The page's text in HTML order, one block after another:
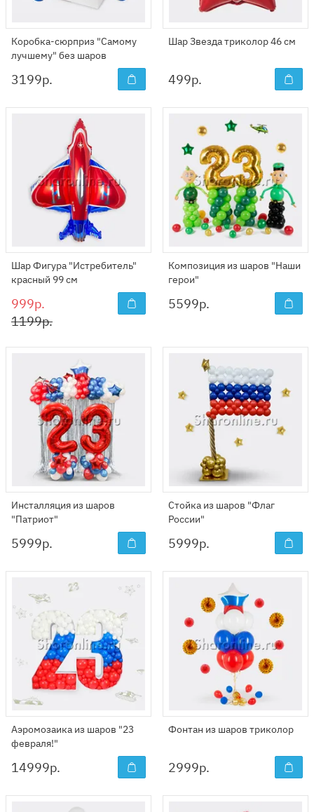
Коробка-сюрприз "Самому
лучшему" без шаров
3199р.
Шар Звезда триколор 46 см
499р.
Шар Фигура "Истребитель"
красный 99 см
999р.
1199р.
Композиция из шаров "Наши
герои"
5599р.
Инсталляция из шаров
"Патриот"
5999р.
Стойка из шаров "Флаг
России"
5999р.
Аэромозаика из шаров "23
февраля!"
14999р.
Фонтан из шаров триколор
2999р.